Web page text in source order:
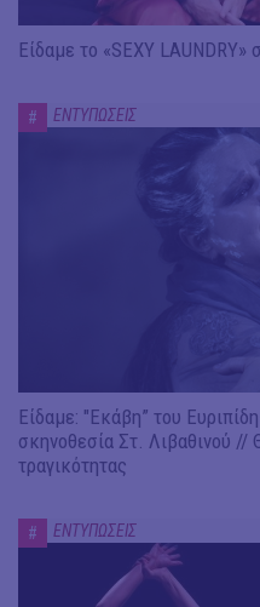
Είδαμε το «SEXY LAUNDRY»
# ΕΝΤΥΠΩΣΕΙΣ
Είδαμε: "Εκάβη” του
σκηνοθεσία Στ. Λιβαθινού //
τραγικότητας
# ΕΝΤΥΠΩΣΕΙΣ